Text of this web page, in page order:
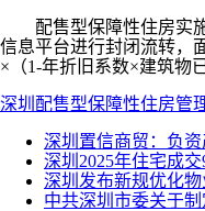
配售型保障性住房实施
信息平台进行封闭流转，
×（1-年折旧系数×建筑物
深圳 配售型保障性住房管
深圳置信商贸：负
深圳2025年住宅成
深圳发布新规优化
中共深圳市委关于